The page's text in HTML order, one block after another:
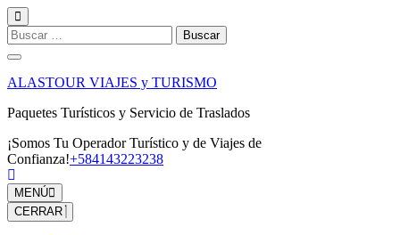
Saltar
al
contenido
(presiona
la
tecla
Intro)
Buscar:
ALASTOUR VIAJES y TURISMO
Paquetes Turísticos y Servicio de Traslados
¡Somos Tu Operador Turístico y de Viajes de
Confianza!+584143223238
MENÚ
CERRAR